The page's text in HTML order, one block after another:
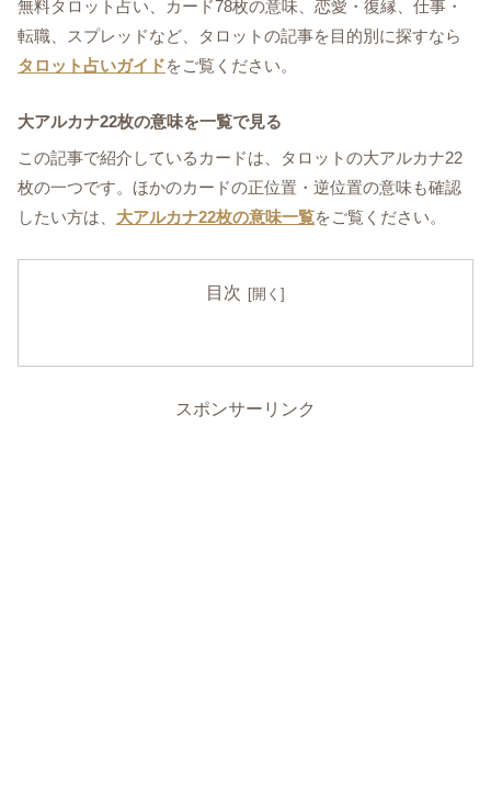
無料タロット占い、カード78枚の意味、恋愛・復縁、仕事・
転職、スプレッドなど、タロットの記事を目的別に探すなら
タロット占いガイドをご覧ください。
大アルカナ22枚の意味を一覧で見る
この記事で紹介しているカードは、タロットの大アルカナ22
枚の一つです。ほかのカードの正位置・逆位置の意味も確認
したい方は、 大アルカナ22枚の意味一覧をご覧ください。
目次
スポンサーリンク